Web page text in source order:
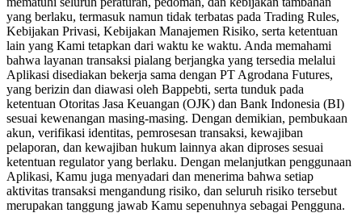
yang berlaku, termasuk namun tidak terbatas pada Trading Rules,
Kebijakan Privasi, Kebijakan Manajemen Risiko, serta ketentuan
lain yang Kami tetapkan dari waktu ke waktu. Anda memahami
bahwa layanan transaksi pialang berjangka yang tersedia melalui
Aplikasi disediakan bekerja sama dengan PT Agrodana Futures,
yang berizin dan diawasi oleh Bappebti, serta tunduk pada
ketentuan Otoritas Jasa Keuangan (OJK) dan Bank Indonesia (BI)
sesuai kewenangan masing-masing. Dengan demikian, pembukaan
akun, verifikasi identitas, pemrosesan transaksi, kewajiban
pelaporan, dan kewajiban hukum lainnya akan diproses sesuai
ketentuan regulator yang berlaku. Dengan melanjutkan penggunaan
Aplikasi, Kamu juga menyadari dan menerima bahwa setiap
aktivitas transaksi mengandung risiko, dan seluruh risiko tersebut
merupakan tanggung jawab Kamu sepenuhnya sebagai Pengguna.